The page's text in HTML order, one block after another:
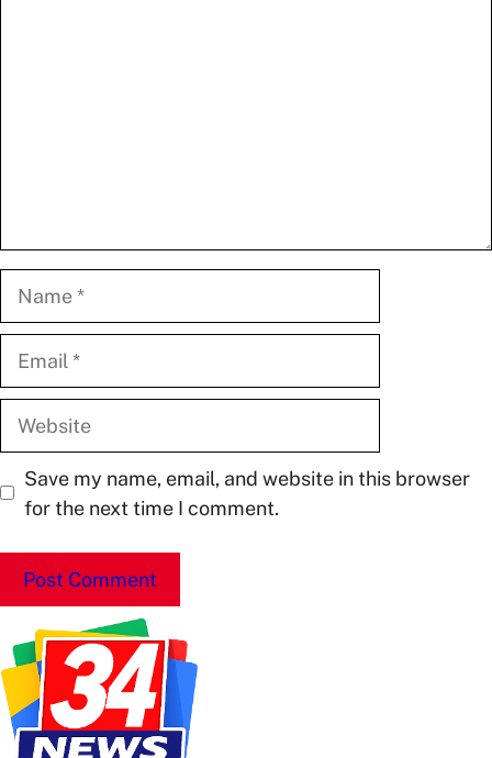
Website
Save my name, email, and website in this browser
for the next time I comment.